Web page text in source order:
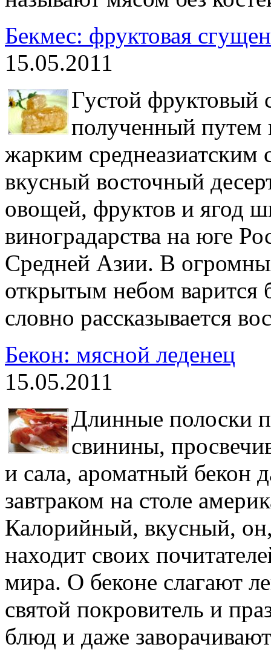
Бекмес: фруктовая
15.05.2011
Густой фруктовый
полученный путем
жарким среднеазиатским
вкусный восточный
овощей, фруктов и ягод
виноградарства на юге
Средней Азии. В
открытым небом варится
словно рассказывается
Бекон: мясной леденец
15.05.2011
Длинные полоски
свинины,
и сала, ароматный бекон
завтраком на столе
Калорийный, вкусный,
находит своих
мира. О беконе слагают
святой покровитель и
блюд и даже